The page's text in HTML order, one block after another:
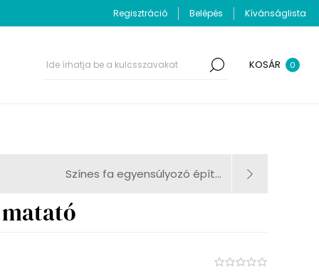
Regisztráció Belépés Kívánságlista
KOSÁR 0
Színes fa egyensúlyozó épít...